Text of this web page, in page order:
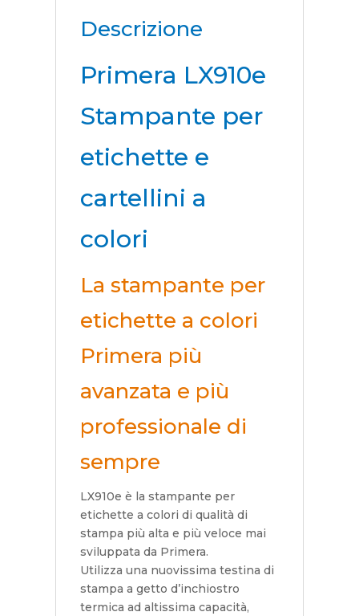
Descrizione
Primera LX910e
Stampante per
etichette e
cartellini a
colori
La stampante per
etichette a colori
Primera più
avanzata e più
professionale di
sempre
LX910e è la stampante per
etichette a colori di qualità di
stampa più alta e più veloce mai
sviluppata da Primera.
Utilizza una nuovissima testina di
stampa a getto d’inchiostro
termica ad altissima capacità,